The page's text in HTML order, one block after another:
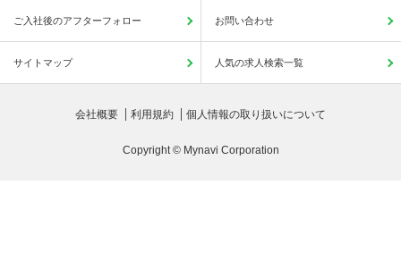
ご入社後のアフターフォロー お問い合わせ
サイトマップ 人気の求人検索一覧
会社概要 利用規約 個人情報の取り扱いについて
Copyright © Mynavi Corporation